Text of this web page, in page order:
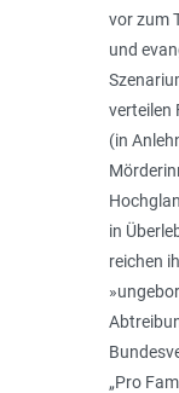
vor zum
und
verteilen
(in
in
reichen
»
„Pro